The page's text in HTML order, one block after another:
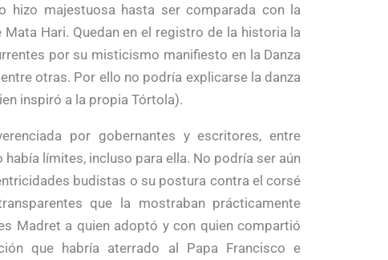
hizo majestuosa hasta ser comparada con la
Hari. Quedan en el registro de la historia la
por su misticismo manifiesto en la Danza
otras. Por ello no podría explicarse la danza
inspiró a la propia Tórtola).
por gobernantes y escritores, entre
límites, incluso para ella. No podría ser aún
budistas o su postura contra el corsé
que la mostraban prácticamente
Madret a quien adoptó y con quien compartió
que habría aterrado al Papa Francisco e